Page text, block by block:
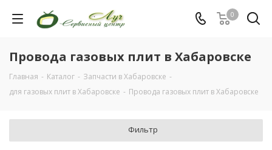
0
Провода газовых плит в Хабаровске
Главная - Каталог - Запчасти в Хабаровске -
для газовых плит в Хабаровске - Провода газовых плит в Хабаровске
Фильтр